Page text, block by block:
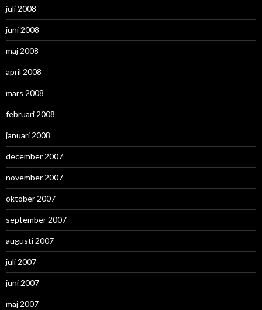
juli 2008
juni 2008
maj 2008
april 2008
mars 2008
februari 2008
januari 2008
december 2007
november 2007
oktober 2007
september 2007
augusti 2007
juli 2007
juni 2007
maj 2007